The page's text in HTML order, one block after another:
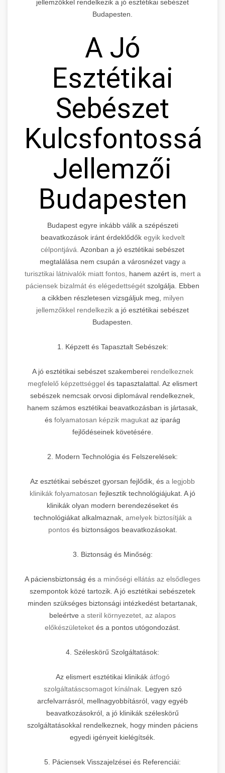
jellemzőkkel rendelkezik a jó esztétikai sebészet
Budapesten.
A Jó
Esztétikai
Sebészet
Jellemzői
Budapesten
Budapest egyre inkább válik a szépészeti
beavatkozások iránt érdeklődők egyik kedvelt
célpontjává. Azonban a jó esztétikai sebészet
megtalálása nem csupán a városnézet vagy a
turisztikai látnivalók miatt fontos, hanem azért is, mert a
páciensek bizalmát és elégedettségét szolgálja. Ebben
a cikkben részletesen vizsgáljuk meg, milyen
jellemzőkkel rendelkezik a jó esztétikai sebészet
Budapesten.
1. Képzett és Tapasztalt Sebészek:
A jó esztétikai sebészet szakemberei rendelkeznek
megfelelő képzettséggel és tapasztalattal. Az elismert
sebészek nemcsak orvosi diplomával rendelkeznek,
hanem számos esztétikai beavatkozásban is jártasak,
és folyamatosan képzik magukat az iparág
fejlődéseinek követésére.
2. Modern Technológia és Felszerelések:
Az esztétikai sebészet gyorsan fejlődik, és a legjobb
klinikák folyamatosan fejlesztik technológiájukat. A jó
klinikák olyan modern berendezéseket és
technológiákat alkalmaznak, amelyek biztosítják a
pontosés biztonságos beavatkozásokat.
3. Biztonság és Minőség:
A páciensbiztonság és a minőségi ellátás az elsődleges
szempontok közé tartozik. A jó esztétikai sebészetek
minden szükséges biztonsági intézkedést betartanak,
beleértve a steril környezetet, az alapos
előkészületeket és a pontos utógondozást.
4. Széleskörű Szolgáltatások:
Az elismert esztétikai klinikákátfogó
szolgáltatáscsomagot kínálnak. Legyen szó
arcfelvarrásról, mellnagyobbításról, vagy egyéb
beavatkozásokról, a jó klinikák széleskörű
szolgáltatásokkal rendelkeznek, hogy minden páciens
egyedi igényeit kielégítsék.
5. Páciensek Visszajelzései és Referenciái: